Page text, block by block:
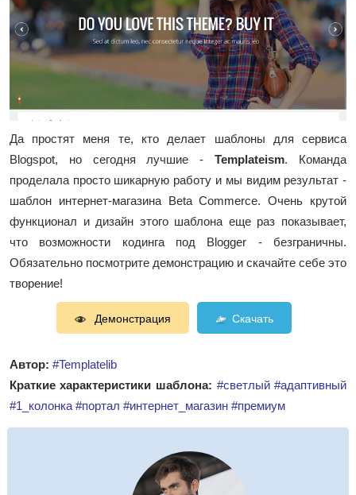
Да простят меня те, кто делает шаблоны для сервиса
Blogspot, но сегодня лучшие -Templateism. Команда
проделала просто шикарную работу и мы видим результат -
шаблон интернет-магазина Beta Commerce. Очень крутой
функционал и дизайн этого шаблона еще раз показывает,
что возможности кодинга под Blogger - безграничны.
Обязательно посмотрите демонстрацию и скачайте себе это
творение!
Демонстрация Скачать
Автор: #Templatelib
Краткие характеристики шаблона: #светлый #адаптивный
#1_колонка #портал #интернет_магазин #премиум